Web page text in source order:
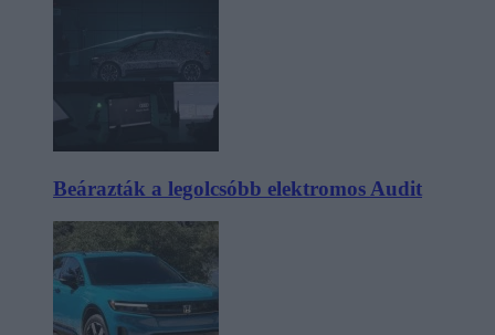
Beárazták a legolcsóbb elektromos Audit